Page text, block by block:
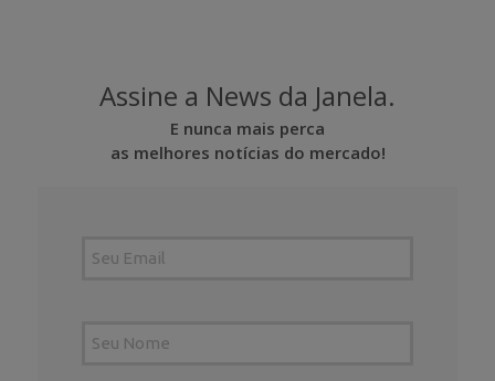
Assine a News da Janela.
E nunca mais perca
as melhores notícias do mercado!